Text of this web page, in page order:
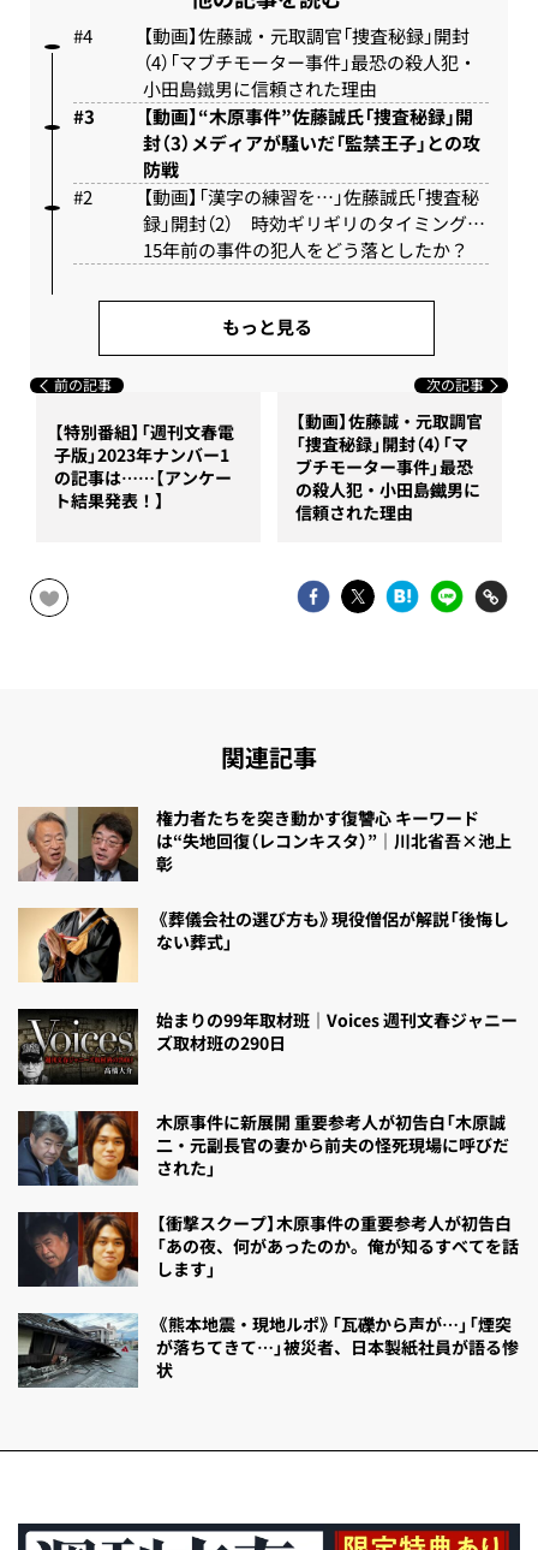
【動画】佐藤誠・元取調官「捜査秘録」開封
（4）「マブチモーター事件」最恐の殺人犯・
小田島鐵男に信頼された理由
【動画】“木原事件”佐藤誠氏「捜査秘録」開
封（3）メディアが騒いだ「監禁王子」との攻
防戦
【動画】「漢字の練習を…」佐藤誠氏「捜査秘
録」開封（2） 時効ギリギリのタイミング…
15年前の事件の犯人をどう落としたか？
もっと見る
前の記事
【特別番組】「週刊文春電
子版」2023年ナンバー1
の記事は……【アンケー
ト結果発表！】
次の記事
【動画】佐藤誠・元取調官
「捜査秘録」開封（4）「マ
ブチモーター事件」最恐
の殺人犯・小田島鐵男に
信頼された理由
関連記事
権力者たちを突き動かす復讐心 キーワード
は“失地回復（レコンキスタ）”｜川北省吾×池上
彰
《葬儀会社の選び方も》現役僧侶が解説「後悔し
ない葬式」
始まりの99年取材班｜Voices 週刊文春ジャニー
ズ取材班の290日
木原事件に新展開 重要参考人が初告白「木原誠
二・元副長官の妻から前夫の怪死現場に呼びだ
された」
【衝撃スクープ】木原事件の重要参考人が初告白
「あの夜、何があったのか。俺が知るすべてを話
します」
《熊本地震・現地ルポ》「瓦礫から声が…」「煙突
が落ちてきて…」被災者、日本製紙社員が語る惨
状